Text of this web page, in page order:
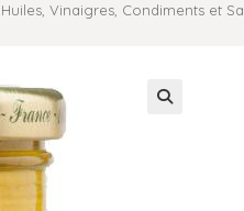
Huiles, Vinaigres, Condiments et